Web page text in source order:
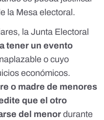
la Mesa electoral.
la Junta Electoral
tener un evento
o cuyo
económicos.
o madre de menores
que el otro
del menor durante